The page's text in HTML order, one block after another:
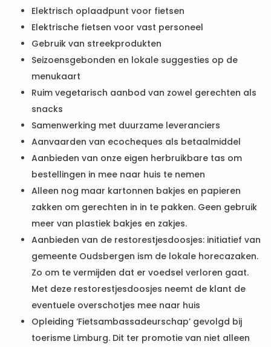
Elektrisch oplaadpunt voor fietsen
Elektrische fietsen voor vast personeel
Gebruik van streekprodukten
Seizoensgebonden en lokale suggesties op de
menukaart
Ruim vegetarisch aanbod van zowel gerechten als
snacks
Samenwerking met duurzame leveranciers
Aanvaarden van ecocheques als betaalmiddel
Aanbieden van onze eigen herbruikbare tas om
bestellingen in mee naar huis te nemen
Alleen nog maar kartonnen bakjes en papieren
zakken om gerechten in in te pakken. Geen gebruik
meer van plastiek bakjes en zakjes.
Aanbieden van de restorestjesdoosjes: initiatief van
gemeente Oudsbergen ism de lokale horecazaken.
Zo om te vermijden dat er voedsel verloren gaat.
Met deze restorestjesdoosjes neemt de klant de
eventuele overschotjes mee naar huis
Opleiding ‘Fietsambassadeurschap’ gevolgd bij
toerisme Limburg. Dit ter promotie van niet alleen